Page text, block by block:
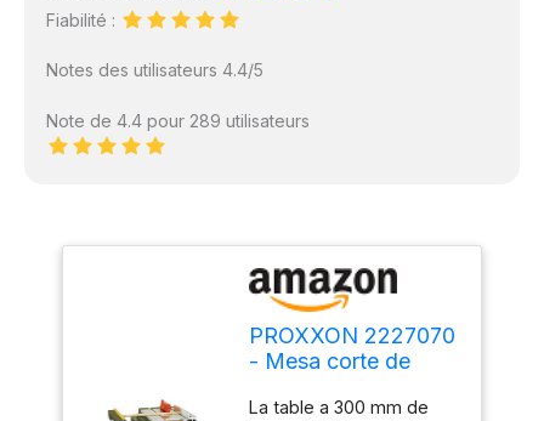
Fiabilité :
Notes des utilisateurs 4.4/5
Note de 4.4 pour 289 utilisateurs
PROXXON 2227070
- Mesa corte de
La table a 300 mm de